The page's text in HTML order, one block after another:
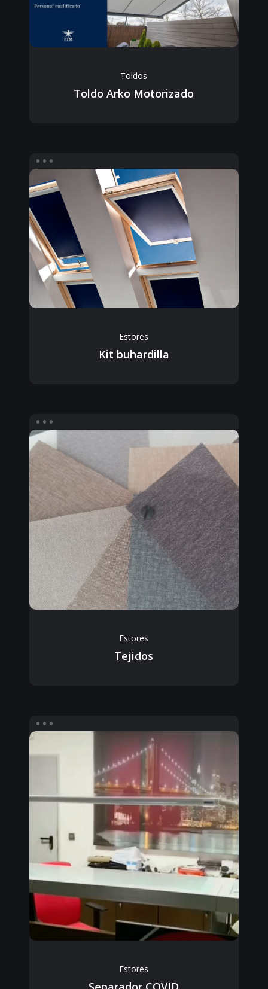
Toldos
Toldo Arko Motorizado
Estores
Kit buhardilla
Estores
Tejidos
Estores